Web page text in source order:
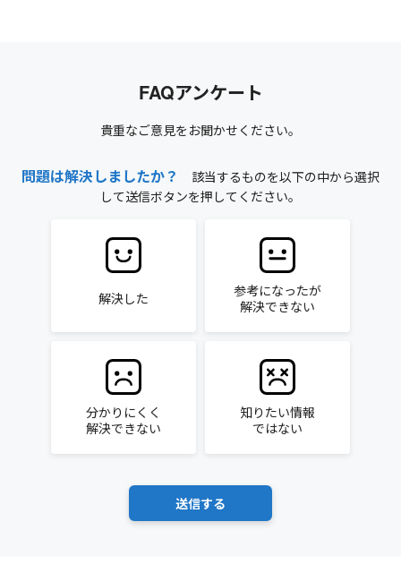
FAQアンケート
貴重なご意見をお聞かせください。
問題は解決しましたか？
該当するものを以下の中から選択
して送信ボタンを押してください。
解決した
参考になったが
解決できない
分かりにくく
解決できない
知りたい情報
ではない